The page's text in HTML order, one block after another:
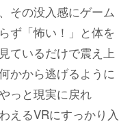
その没入感にゲーム
ず「怖い！」と体を
ているだけで震え上
かから逃げるように
っと現実に戻れ
えるVRにすっかり入